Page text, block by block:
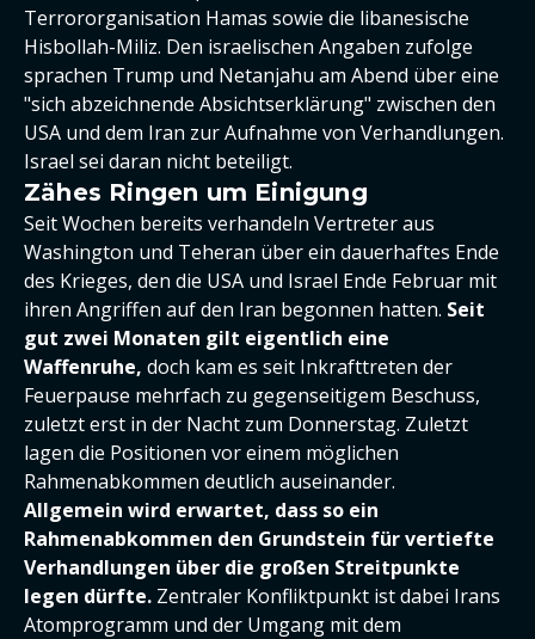
Terrororganisation Hamas sowie die libanesische
Hisbollah-Miliz. Den israelischen Angaben zufolge
sprachen Trump und Netanjahu am Abend über eine
"sich abzeichnende Absichtserklärung" zwischen den
USA und dem Iran zur Aufnahme von Verhandlungen.
Israel sei daran nicht beteiligt.
Zähes Ringen um Einigung
Seit Wochen bereits verhandeln Vertreter aus
Washington und Teheran über ein dauerhaftes Ende
des Krieges, den die USA und Israel Ende Februar mit
ihren Angriffen auf den Iran begonnen hatten. Seit
gut zwei Monaten gilt eigentlich eine
Waffenruhe, doch kam es seit Inkrafttreten der
Feuerpause mehrfach zu gegenseitigem Beschuss,
zuletzt erst in der Nacht zum Donnerstag. Zuletzt
lagen die Positionen vor einem möglichen
Rahmenabkommen deutlich auseinander.
Allgemein wird erwartet, dass so ein
Rahmenabkommen den Grundstein für vertiefte
Verhandlungen über die großen Streitpunkte
legen dürfte. Zentraler Konfliktpunkt ist dabei Irans
Atomprogramm und der Umgang mit dem